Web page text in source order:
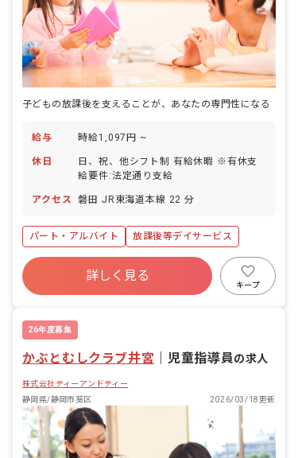
子どもの放課後を支えることが、あなたの専門性になる
給与 時給1,097円 ~
休日
日、祝、他シフト制 有給休暇 ※有休支
給要件:法定通り支給
アクセス 磐田 JR東海道本線 22 分
パート・アルバイト 放課後等デイサービス
詳しく見る
キープ
26年度募集
かぶとむしクラブ井宮 ｜児童指導員の求人
株式会社ティーアンドティー
静岡県/静岡市葵区
2026/03/18更新